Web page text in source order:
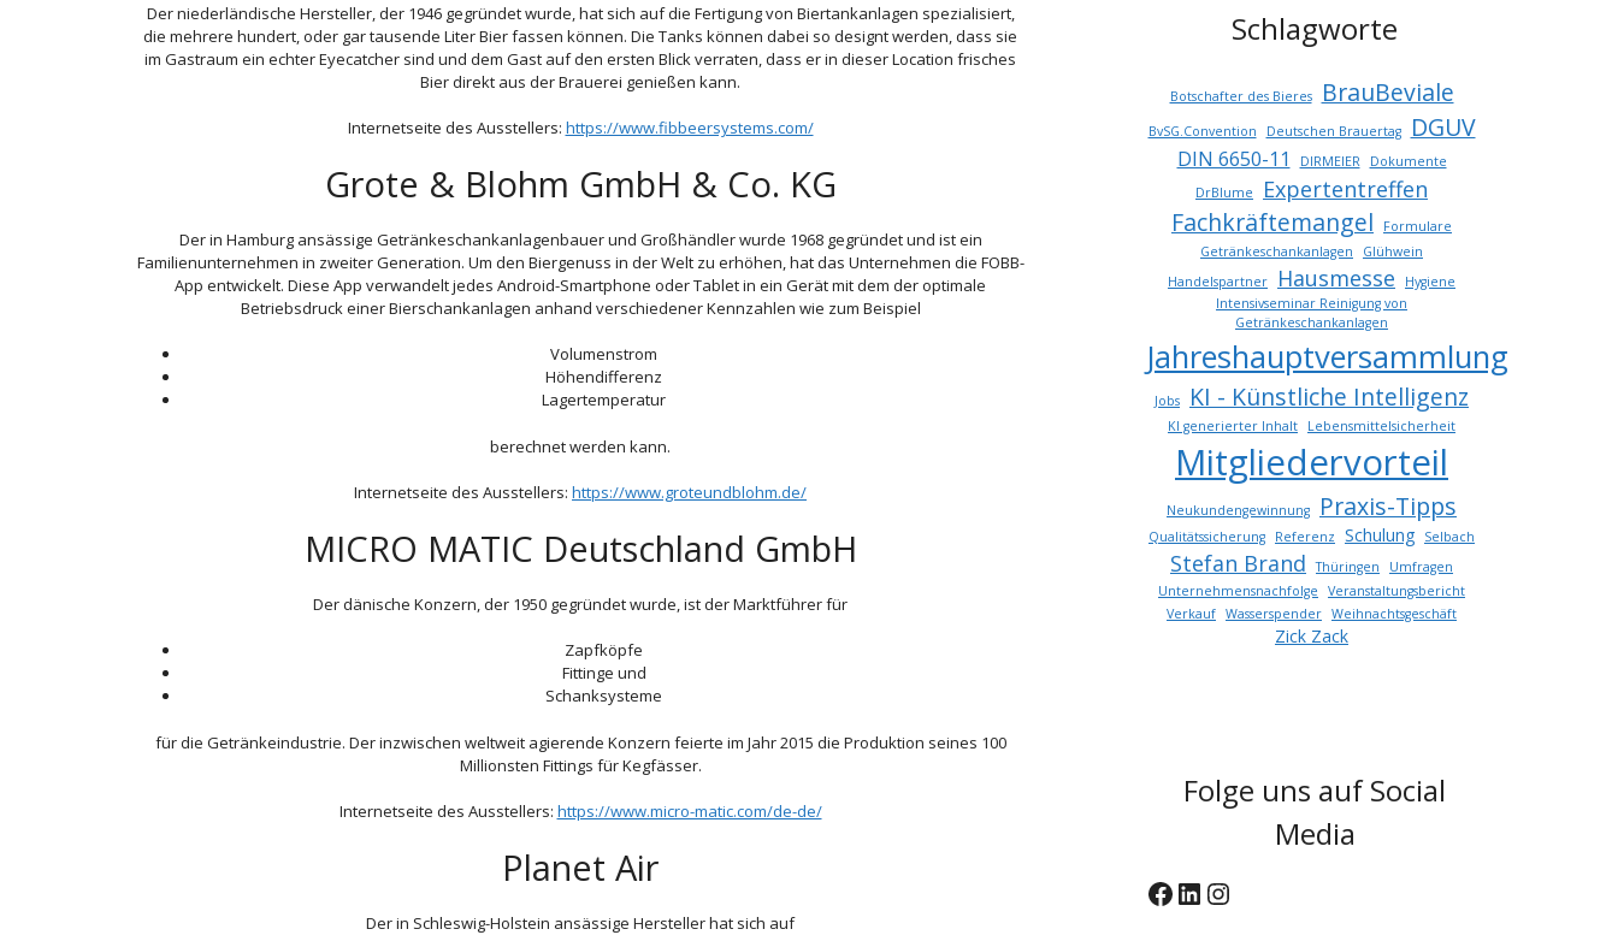
Der niederländische Hersteller, der 1946 gegründet wurde, hat sich auf die Fertigung von Biertankanlagen spezialisiert,
die mehrere hundert, oder gar tausende Liter Bier fassen können. Die Tanks können dabei so designt werden, dass sie
im Gastraum ein echter Eyecatcher sind und dem Gast auf den ersten Blick verraten, dass er in dieser Location frisches
Bier direkt aus der Brauerei genießen kann.
Internetseite des Ausstellers: https://www.fibbeersystems.com/
Grote & Blohm GmbH & Co. KG
Der in Hamburg ansässige Getränkeschankanlagenbauer und Großhändler wurde 1968 gegründet und ist ein
Familienunternehmen in zweiter Generation. Um den Biergenuss in der Welt zu erhöhen, hat das Unternehmen die FOBB-
App entwickelt. Diese App verwandelt jedes Android-Smartphone oder Tablet in ein Gerät mit dem der optimale
Betriebsdruck einer Bierschankanlagen anhand verschiedener Kennzahlen wie zum Beispiel
Volumenstrom
Höhendifferenz
Lagertemperatur
berechnet werden kann.
Internetseite des Ausstellers: https://www.groteundblohm.de/
MICRO MATIC Deutschland GmbH
Der dänische Konzern, der 1950 gegründet wurde, ist der Marktführer für
Zapfköpfe
Fittinge und
Schanksysteme
für die Getränkeindustrie. Der inzwischen weltweit agierende Konzern feierte im Jahr 2015 die Produktion seines 100
Millionsten Fittings für Kegfässer.
Internetseite des Ausstellers: https://www.micro-matic.com/de-de/
Planet Air
Der in Schleswig-Holstein ansässige Hersteller hat sich auf
Schlagworte
Botschafter des Bieres BrauBeviale
BvSG.Convention Deutschen Brauertag DGUV
DIN 6650-11 DIRMEIER
Dokumente
DrBlume
Expertentreffen
Fachkräftemangel
Formulare
Getränkeschankanlagen
Glühwein
Handelspartner
Hausmesse
Hygiene
Intensivseminar Reinigung von
Getränkeschankanlagen
Jahreshauptversammlung
Jobs KI - Künstliche Intelligenz
KI generierter Inhalt Lebensmittelsicherheit
Mitgliedervorteil
Neukundengewinnung Praxis-Tipps
Qualitätssicherung Referenz Schulung Selbach
Stefan Brand Thüringen
Umfragen
Unternehmensnachfolge
Veranstaltungsbericht
Verkauf Wasserspender Weihnachtsgeschäft
Zick Zack
Folge uns auf Social
Media
Facebook
LinkedIn
Instagram